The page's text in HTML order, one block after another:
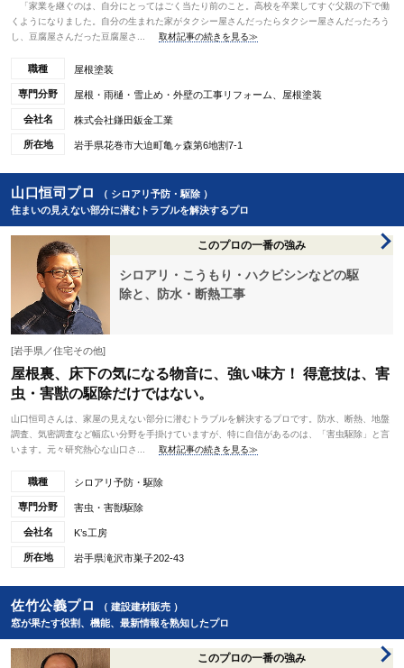
「家業を継ぐのは、自分にとってはごく当たり前のこと。高校を卒業してすぐ父親の下で働
くようになりました。自分の生まれた家がタクシー屋さんだったらタクシー屋さんだったろう
し、豆腐屋さんだった豆腐屋さ...
取材記事の続きを見る≫
職種 屋根塗装
専門分野 屋根・雨樋・雪止め・外壁の工事リフォーム、屋根塗装
会社名 株式会社鎌田鈑金工業
所在地 岩手県花巻市大迫町亀ヶ森第6地割7-1
山口恒司プロ
（ シロアリ予防・駆除 ）
住まいの見えない部分に潜むトラブルを解決するプロ
このプロの一番の強み
シロアリ・こうもり・ハクビシンなどの駆
除と、防水・断熱工事
[岩手県／住宅その他]
屋根裏、床下の気になる物音に、強い味方！ 得意技は、害
虫・害獣の駆除だけではない。
山口恒司さんは、家屋の見えない部分に潜むトラブルを解決するプロです。防水、断熱、地盤
調査、気密調査など幅広い分野を手掛けていますが、特に自信があるのは、「害虫駆除」と言
います。元々研究熱心な山口さ...
取材記事の続きを見る≫
職種 シロアリ予防・駆除
専門分野 害虫・害獣駆除
会社名 K’s工房
所在地 岩手県滝沢市巣子202-43
佐竹公義プロ
（ 建設建材販売 ）
窓が果たす役割、機能、最新情報を熟知したプロ
このプロの一番の強み